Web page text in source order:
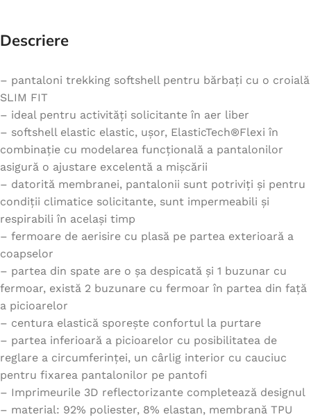
Descriere
– pantaloni trekking softshell pentru bărbați cu o croială
SLIM FIT
– ideal pentru activități solicitante în aer liber
– softshell elastic elastic, ușor, ElasticTech®Flexi în
combinație cu modelarea funcțională a pantalonilor
asigură o ajustare excelentă a mișcării
– datorită membranei, pantalonii sunt potriviți și pentru
condiții climatice solicitante, sunt impermeabili și
respirabili în același timp
– fermoare de aerisire cu plasă pe partea exterioară a
coapselor
– partea din spate are o șa despicată și 1 buzunar cu
fermoar, există 2 buzunare cu fermoar în partea din față
a picioarelor
– centura elastică sporește confortul la purtare
– partea inferioară a picioarelor cu posibilitatea de
reglare a circumferinței, un cârlig interior cu cauciuc
pentru fixarea pantalonilor pe pantofi
– Imprimeurile 3D reflectorizante completează designul
– material: 92% poliester, 8% elastan, membrană TPU